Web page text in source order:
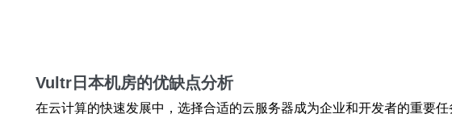
Vultr日本机房的优缺点分析
在云计算的快速发展中，选择合适的云服务器成为企业和开发者的重要任